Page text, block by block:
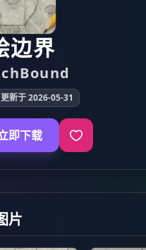
边界
更新于 2026-05-31
即下载
片